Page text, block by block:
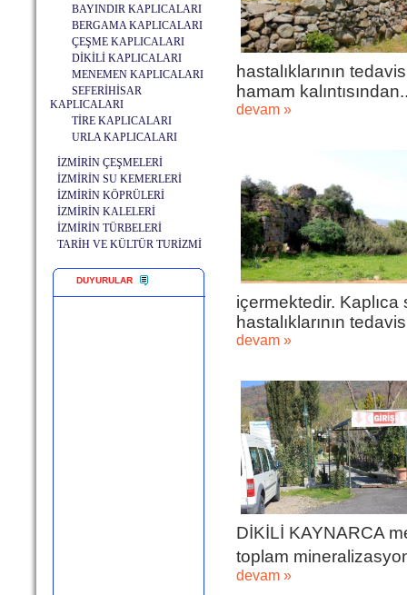
BAYINDIR KAPLICALARI
BERGAMA KAPLICALARI
ÇEŞME KAPLICALARI
DİKİLİ KAPLICALARI
MENEMEN KAPLICALARI
SEFERİHİSAR
KAPLICALARI
TİRE KAPLICALARI
URLA KAPLICALARI
İZMİRİN ÇEŞMELERİ
İZMİRİN SU KEMERLERİ
İZMİRİN KÖPRÜLERİ
İZMİRİN KALELERİ
İZMİRİN TÜRBELERİ
TARİH VE KÜLTÜR TURİZMİ
DUYURULAR
hastalıklarının
hamam
devam »
içermektedir. Kaplıca
hastalıklarının
devam »
DİKİLİ KAYNARCA
toplam
devam »